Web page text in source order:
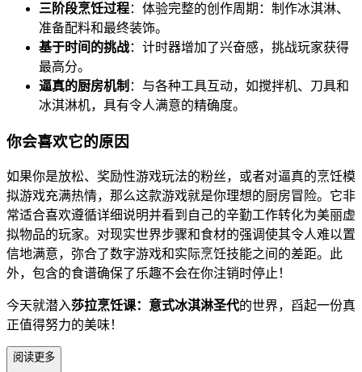
三阶段烹饪过程：体验完整的创作周期：制作冰淇淋、
准备配料和最终装饰。
基于时间的挑战：计时器增加了兴奋感，挑战玩家获得
最高分。
逼真的厨房机制 ：与各种工具互动，如搅拌机、刀具和
冰淇淋机，具有令人满意的精确度。
你会喜欢它的原因
如果你是放松、奖励性游戏玩法的粉丝，或者对逼真的烹饪模
拟游戏充满热情，那么这款游戏就是你理想的厨房冒险。它非
常适合喜欢遵循详细说明并看到自己的辛勤工作转化为美丽虚
拟物品的玩家。对现实世界步骤和食材的强调使其令人难以置
信地满意，弥合了数字游戏和实际烹饪技能之间的差距。此
外，包含的食谱确保了乐趣不会在你注销时停止！
今天就潜入莎拉烹饪课：意式冰淇淋圣代的世界，舀起一份真
正值得努力的美味！
阅读更多